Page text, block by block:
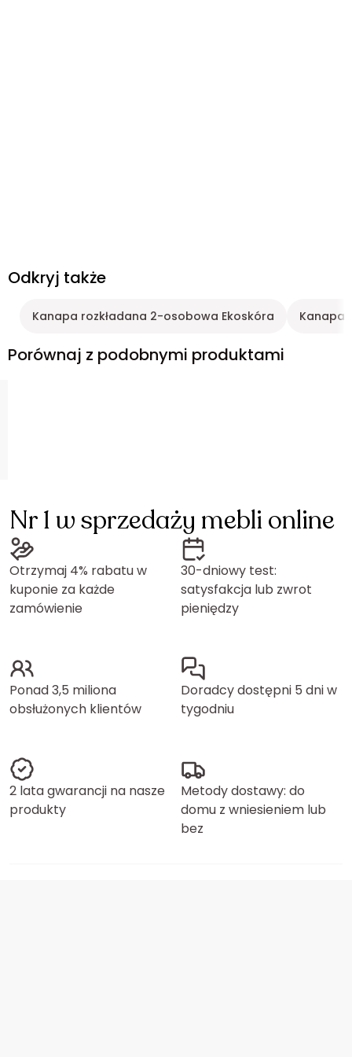
Odkryj także
Kanapa rozkładana 2-osobowa Ekoskóra Kanapa
Porównaj z podobnymi produktami
Nr 1 w sprzedaży mebli online
Otrzymaj 4% rabatu w
kuponie za każde
zamówienie
30-dniowy test:
satysfakcja lub zwrot
pieniędzy
Ponad 3,5 miliona
obsłużonych klientów
Doradcy dostępni 5 dni w
tygodniu
2 lata gwarancji na nasze
produkty
Metody dostawy: do
domu z wniesieniem lub
bez